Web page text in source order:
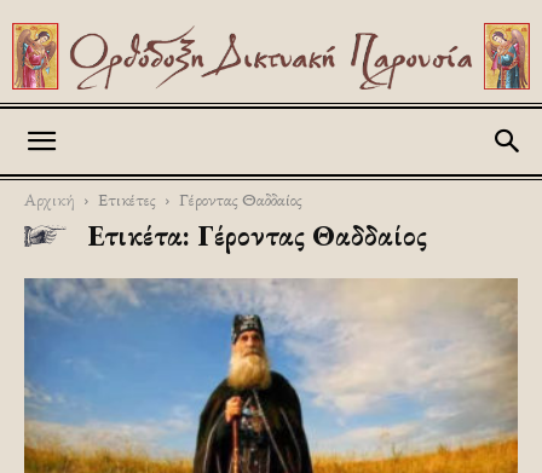
Αρχική Ετικέτες Γέροντας Θαδδαίος
Ετικέτα: Γέροντας Θαδδαίος